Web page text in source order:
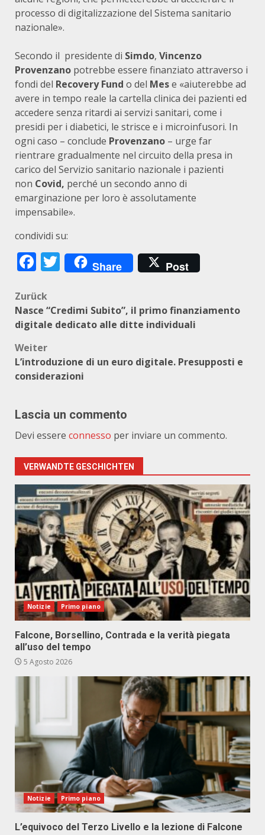
processo di digitalizzazione del Sistema sanitario
nazionale».
Secondo il presidente di Simdo, Vincenzo
Provenzano potrebbe essere finanziato attraverso i
fondi del Recovery Fund o del Mese «aiuterebbe ad
avere in tempo reale la cartella clinica dei pazienti ed
accedere senza ritardi ai servizi sanitari, come i
presidi per i diabetici, le strisce e i microinfusori. In
ogni caso – conclude Provenzano – urge far
rientrare gradualmente nel circuito della presa in
carico del Servizio sanitario nazionale i pazienti
non Covid, perché un secondo anno di
emarginazione per loro è assolutamente
impensabile».
condividi su:
Facebook
Twitter
Share Post
Beitragsnavigation
Zurück
Nasce “Credimi Subito”, il primo finanziamento
digitale dedicato alle ditte individuali
Weiter
L’introduzione di un euro digitale. Presupposti e
considerazioni
Lascia un commento
Devi essere connesso per inviare un commento.
VERWANDTE GESCHICHTEN
Notizie Primo piano
Falcone, Borsellino, Contrada e la verità piegata
all’uso del tempo
5 Agosto 2026
Notizie Primo piano
L’equivoco del Terzo Livello e la lezione di Falcone